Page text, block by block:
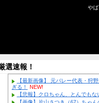
厳選速報！